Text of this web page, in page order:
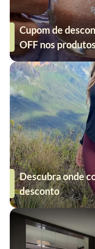
Cupom de
OFF nos produtos
Descubra onde
desconto